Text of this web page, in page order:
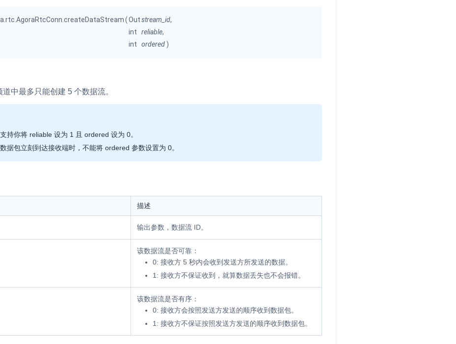
(Outstream_id,
int
reliable,
int
ordered )
中最多只能创建 5 个数据流。
持你将 reliable 设为 1 且 ordered 设为 0。
据包立刻到达接收端时，不能将 ordered 参数设置为 0。
描述
输出参数，数据流 ID。
该数据流是否可靠：
0: 接收方 5 秒内会收到发送方所发送的数据。
1 : 接收方不保证收到，就算数据丢失也不会报错。
该数据流是否有序：
0: 接收方会按照发送方发送的顺序收到数据包。
1 : 接收方不保证按照发送方发送的顺序收到数据包。